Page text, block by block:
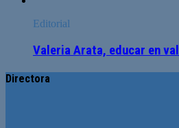
Editorial
Valeria Arata, educar en
Directora